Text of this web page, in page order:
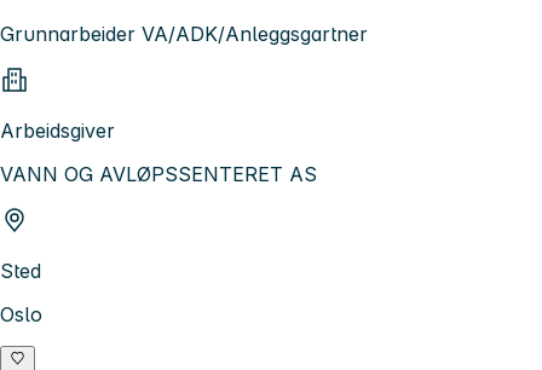
Grunnarbeider VA/ADK/Anleggsgartner
Arbeidsgiver
VANN OG AVLØPSSENTERET AS
Sted
Oslo